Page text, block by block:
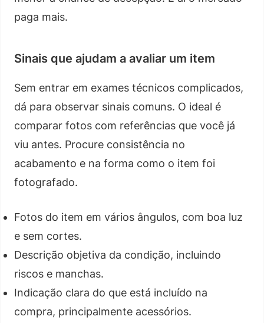
paga mais.
Sinais que ajudam a avaliar um item
Sem entrar em exames técnicos complicados,
dá para observar sinais comuns. O ideal é
comparar fotos com referências que você já
viu antes. Procure consistência no
acabamento e na forma como o item foi
fotografado.
Fotos do item em vários ângulos, com boa luz
e sem cortes.
Descrição objetiva da condição, incluindo
riscos e manchas.
Indicação clara do que está incluído na
compra, principalmente acessórios.